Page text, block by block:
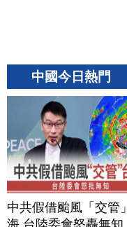
中國今日熱門
中共假借颱風「交管
海 台陸委會怒轟無知